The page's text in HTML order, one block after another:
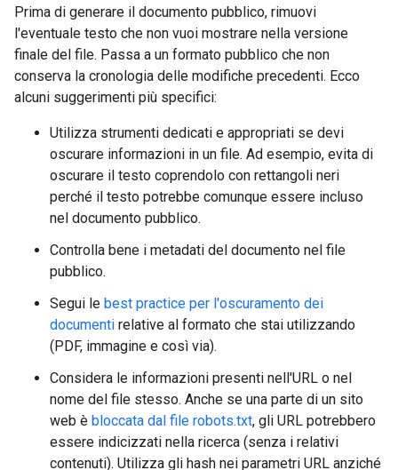
Prima di generare il documento pubblico, rimuovi
l'eventuale testo che non vuoi mostrare nella versione
finale del file. Passa a un formato pubblico che non
conserva la cronologia delle modifiche precedenti. Ecco
alcuni suggerimenti più specifici:
Utilizza strumenti dedicati e appropriati se devi
oscurare informazioni in un file. Ad esempio, evita di
oscurare il testo coprendolo con rettangoli neri
perché il testo potrebbe comunque essere incluso
nel documento pubblico.
Controlla bene i metadati del documento nel file
pubblico.
Segui le best practice per l'oscuramento dei
documenti relative al formato che stai utilizzando
(PDF, immagine e così via).
Considera le informazioni presenti nell'URL o nel
nome del file stesso. Anche se una parte di un sito
web è bloccata dal file robots.txt, gli URL potrebbero
essere indicizzati nella ricerca (senza i relativi
contenuti). Utilizza gli hash nei parametri URL anziché